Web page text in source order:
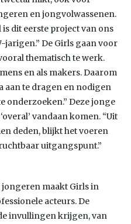
en jongvolwassenen.
is dit eerste project van ons
jarigen.” De Girls gaan voor
thematisch te werk.
en als makers. Daarom
aan te dragen en nodigen
onderzoeken.” Deze jonge
vandaan komen. “Uit
deden, blijkt het voeren
uitgangspunt.”
jongeren maakt Girls in
acteurs. De
invullingen krijgen, van